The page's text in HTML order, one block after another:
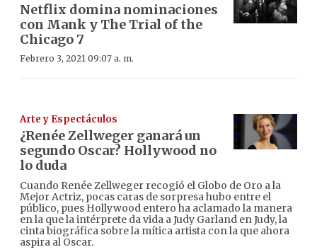
Netflix domina nominaciones
con Mank y The Trial of the
Chicago 7
Febrero 3, 2021 09:07 a. m.
Arte y Espectáculos
¿Renée Zellweger ganará un
segundo Oscar? Hollywood no
lo duda
Cuando Renée Zellweger recogió el Globo de Oro a la
Mejor Actriz, pocas caras de sorpresa hubo entre el
público, pues Hollywood entero ha aclamado la manera
en la que la intérprete da vida a Judy Garland en Judy, la
cinta biográfica sobre la mítica artista con la que ahora
aspira al Oscar.